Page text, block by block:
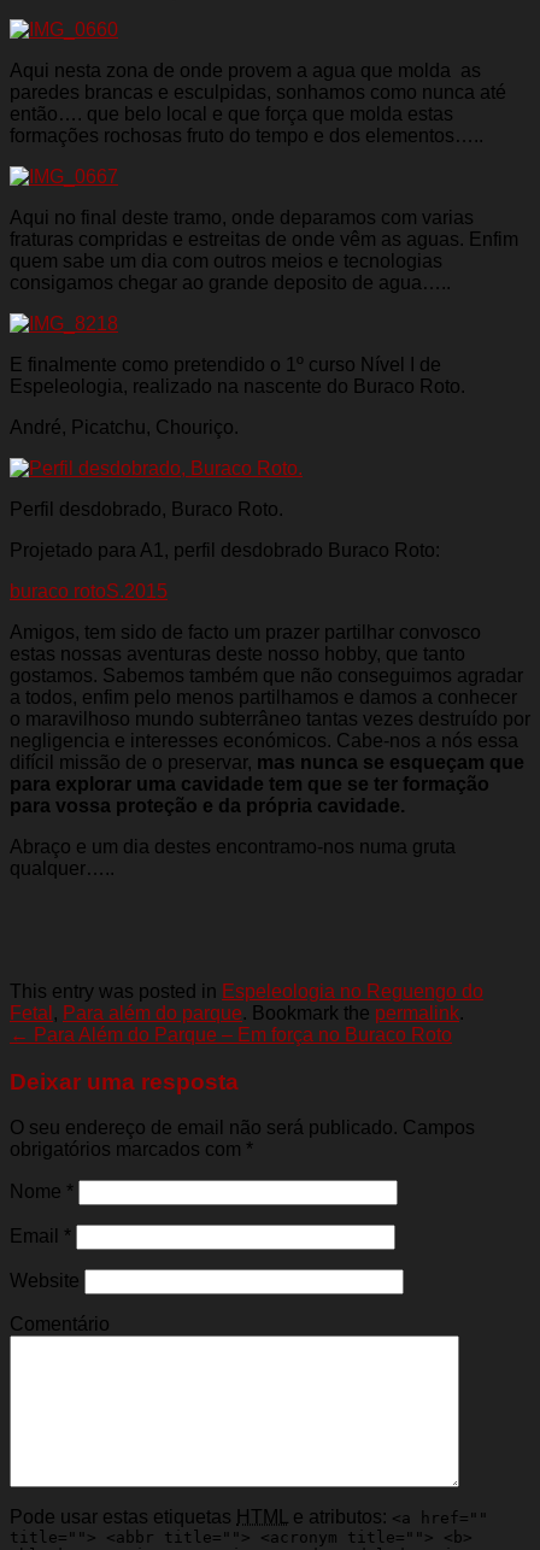
Aqui nesta zona de onde provem a agua que molda as
paredes brancas e esculpidas, sonhamos como nunca até
então…. que belo local e que força que molda estas
formações rochosas fruto do tempo e dos elementos…..
Aqui no final deste tramo, onde deparamos com varias
fraturas compridas e estreitas de onde vêm as aguas. Enfim
quem sabe um dia com outros meios e tecnologias
consigamos chegar ao grande deposito de agua…..
E finalmente como pretendido o 1º curso Nível I de
Espeleologia, realizado na nascente do Buraco Roto.
André, Picatchu, Chouriço.
Perfil desdobrado, Buraco Roto.
Projetado para A1, perfil desdobrado Buraco Roto:
buraco rotoS.2015
Amigos, tem sido de facto um prazer partilhar convosco
estas nossas aventuras deste nosso hobby, que tanto
gostamos. Sabemos também que não conseguimos agradar
a todos, enfim pelo menos partilhamos e damos a conhecer
o maravilhoso mundo subterrâneo tantas vezes destruído por
negligencia e interesses económicos. Cabe-nos a nós essa
difícil missão de o preservar, mas nunca se esqueçam que
para explorar uma cavidade tem que se ter formação
para vossa proteção e da própria cavidade.
Abraço e um dia destes encontramo-nos numa gruta
qualquer…..
This entry was posted in Espeleologia no Reguengo do
Fetal , Para além do parque. Bookmark the permalink.
← Para Além do Parque – Em força no Buraco Roto
Deixar uma resposta
O seu endereço de email não será publicado. Campos
obrigatórios marcados com *
Nome *
Email *
Website
Comentário
Pode usar estas etiquetas HTML e atributos: <a href=""
title=""> <abbr title=""> <acronym title=""> <b>